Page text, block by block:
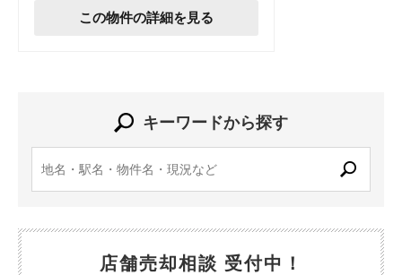
この物件の詳細を見る
キーワードから探す
店舗売却相談 受付中！